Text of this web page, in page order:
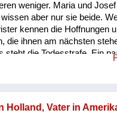
Schule und
Wiederaufbau
Wohnen
weniger. Maria und
aber nur sie beide.
kennen die Hoffnungen
die ihnen am nächsten
steht die Todesstrafe. Ein
unter Marias Kopftuch ihr
In der Luft. Das Radio.
Holland, Vater in